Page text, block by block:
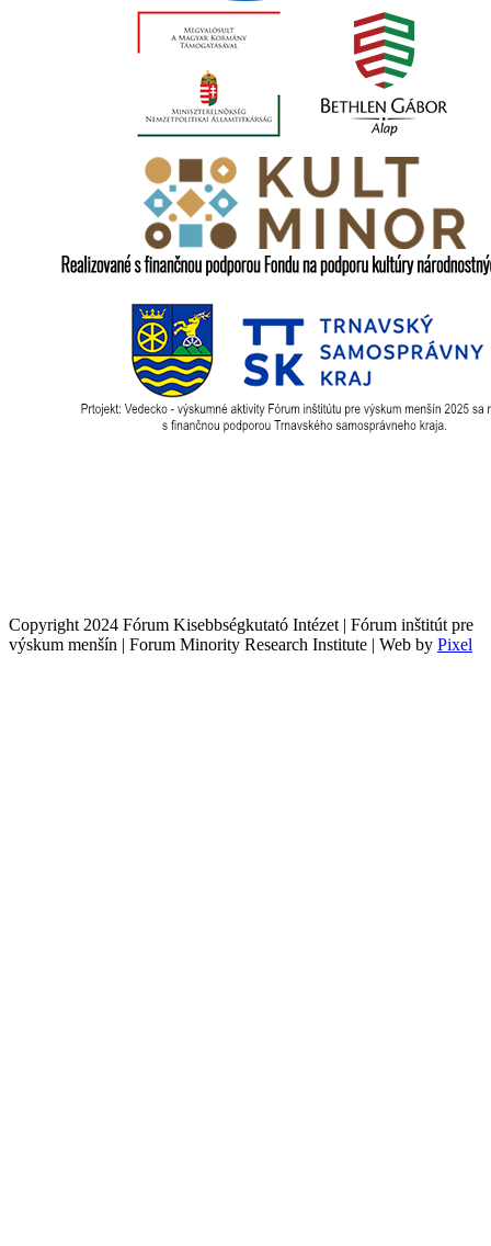
Copyright 2024 Fórum Kisebbségkutató Intézet | Fórum inštitút pre
výskum menšín | Forum Minority Research Institute | Web by Pixel